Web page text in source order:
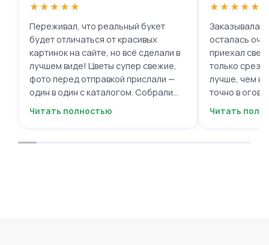
★★★★★
Переживал, что реальный букет
будет отличаться от красивых
картинок на сайте, но всё сделали в
лучшем виде! Цветы супер свежие,
фото перед отправкой прислали —
один в один с каталогом. Собрали
быстро, курьер не подвёл. Мужской
Читать полностью
★★★★★
Заказывала
осталась очень
приехал
только
лучше, чем
точно в
вежливый,
Читать